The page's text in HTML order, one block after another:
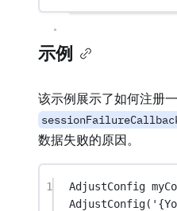
示例
该示例展示了如何注册
数据失败的原因。
1 AdjustConfig
AdjustConfig(